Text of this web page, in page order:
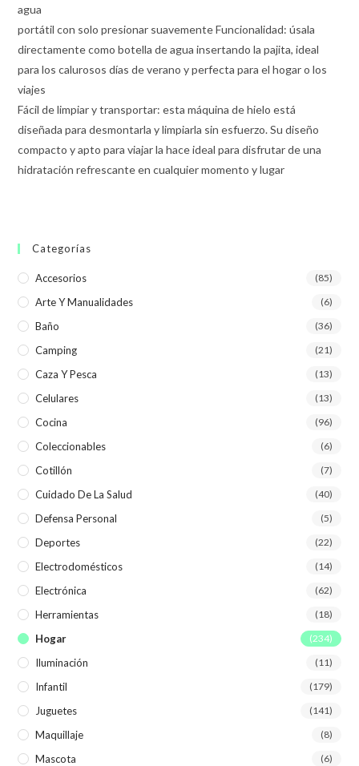
agua
portátil con solo presionar suavemente Funcionalidad: úsala
directamente como botella de agua insertando la pajita, ideal
para los calurosos días de verano y perfecta para el hogar o los
viajes
Fácil de limpiar y transportar: esta máquina de hielo está
diseñada para desmontarla y limpiarla sin esfuerzo. Su diseño
compacto y apto para viajar la hace ideal para disfrutar de una
hidratación refrescante en cualquier momento y lugar
Categorías
Accesorios (85)
Arte Y Manualidades (6)
Baño (36)
Camping (21)
Caza Y Pesca (13)
Celulares (13)
Cocina (96)
Coleccionables (6)
Cotillón (7)
Cuidado De La Salud (40)
Defensa Personal (5)
Deportes (22)
Electrodomésticos (14)
Electrónica (62)
Herramientas (18)
Hogar (234)
Iluminación (11)
Infantil (179)
Juguetes (141)
Maquillaje (8)
Mascota (6)